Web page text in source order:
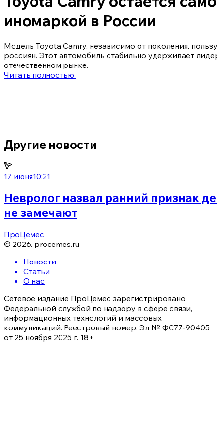
Другие новости
17 июня10:21
Невролог назвал ранний признак
не замечают
иномаркой в России
Модель Toyota Camry, независимо от поколения,
россиян. Этот автомобиль стабильно удерживает
отечественном рынке.
Читать полностью
ПроЦемес
© 2026. procemes.ru
Новости
Статьи
О нас
Сетевое издание ПроЦемес зарегистрировано
Федеральной службой по надзору в сфере связи,
информационных технологий и массовых
коммуникаций. Реестровый номер: Эл № ФС77-90405
от 25 ноября 2025 г. 18+